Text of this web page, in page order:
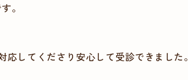
。
してくださり安心して受診できました。